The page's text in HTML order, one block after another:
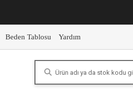
Beden Tablosu Yardım